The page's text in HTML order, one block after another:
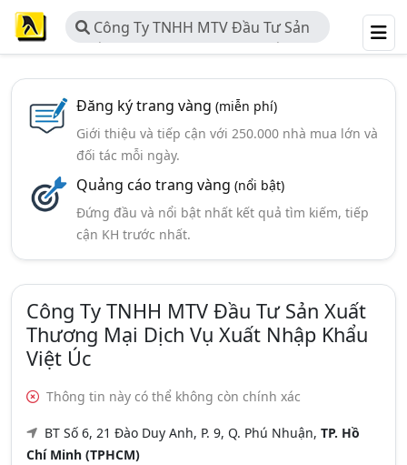
Công Ty TNHH MTV Đầu Tư Sản
Xuất Thương Mại Dịch Vụ Xuất
Đăng ký trang vàng (miễn phí)
Giới thiệu và tiếp cận với 250.000 nhà mua lớn và
đối tác mỗi ngày.
Quảng cáo trang vàng (nổi bật)
Đứng đầu và nổi bật nhất kết quả tìm kiếm, tiếp
cận KH trước nhất.
Công Ty TNHH MTV Đầu Tư Sản Xuất
Thương Mại Dịch Vụ Xuất Nhập Khẩu
Việt Úc
Thông tin này có thể không còn chính xác
BT Số 6, 21 Đào Duy Anh, P. 9, Q. Phú Nhuận, TP. Hồ
Chí Minh (TPHCM)